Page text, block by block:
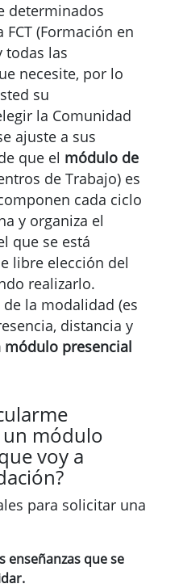
determinados
(Formación en
todas las
necesite, por lo
su
la Comunidad
ajuste a sus
que el módulo de
de Trabajo) es
cada ciclo
y organiza el
que se está
libre elección del
realizarlo.
la modalidad (es
distancia y
módulo presencial
módulo
voy a
para solicitar una
enseñanzas que se